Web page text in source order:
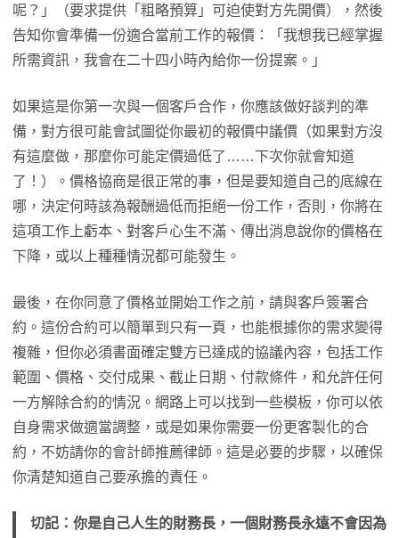
呢？」（要求提供「粗略預算」可迫使對方先開價），然後
告知你會準備一份適合當前工作的報價：「我想我已經掌握
所需資訊，我會在二十四小時內給你一份提案。」
如果這是你第一次與一個客戶合作，你應該做好談判的準
備，對方很可能會試圖從你最初的報價中議價（如果對方沒
有這麼做，那麼你可能定價過低了……下次你就會知道
了！）。價格協商是很正常的事，但是要知道自己的底線在
哪，決定何時該為報酬過低而拒絕一份工作，否則，你將在
這項工作上虧本、對客戶心生不滿、傳出消息說你的價格在
下降，或以上種種情況都可能發生。
最後，在你同意了價格並開始工作之前，請與客戶簽署合
約。這份合約可以簡單到只有一頁，也能根據你的需求變得
複雜，但你必須書面確定雙方已達成的協議內容，包括工作
範圍、價格、交付成果、截止日期、付款條件，和允許任何
一方解除合約的情況。網路上可以找到一些模板，你可以依
自身需求做適當調整，或是如果你需要一份更客製化的合
約，不妨請你的會計師推薦律師。這是必要的步驟，以確保
你清楚知道自己要承擔的責任。
切記：你是自己人生的財務長，一個財務長永遠不會因為